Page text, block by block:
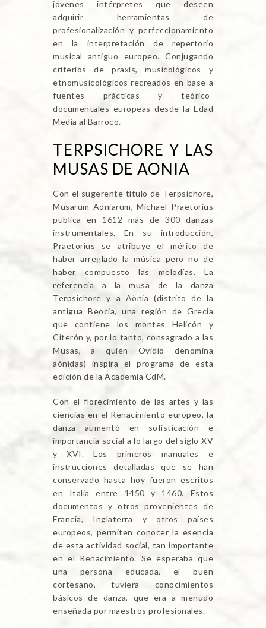
jóvenes intérpretes que deseen
adquirir herramientas de
profesionalización y perfeccionamiento
en la interpretación de repertorio
musical antiguo europeo. Conjugando
criterios de praxis, musicológicos y
etnomusicológicos recreados en base a
fuentes prácticas y teórico-
documentales europeas desde la Edad
Media al Barroco.
TERPSICHORE Y LAS
MUSAS DE AONIA
Con el sugerente título de Terpsichore,
Musarum Aoniarum, Michael Praetorius
publica en 1612 más de 300 danzas
instrumentales. En su introducción,
Praetorius se atribuye el mérito de
haber arreglado la música pero no de
haber compuesto las melodías. La
referencia a la musa de la danza
Terpsichore y a Aònia (distrito de la
antigua Beocia, una región de Grecia
que contiene los montes Helicón y
Citerón y, por lo tanto, consagrado a las
Musas, a quién Ovidio denomina
aónidas) inspira el programa de esta
edición de la Academia CdM.
Con el florecimiento de las artes y las
ciencias en el Renacimiento europeo, la
danza aumentó en sofisticación e
importancia social a lo largo del siglo XV
y XVI. Los primeros manuales e
instrucciones detalladas que se han
conservado hasta hoy fueron escritos
en Italia entre 1450 y 1460. Estos
documentos y otros provenientes de
Francia, Inglaterra y otros países
europeos, permiten conocer la esencia
de esta actividad social, tan importante
en el Renacimiento. Se esperaba que
una persona educada, el buen
cortesano, tuviera conocimientos
básicos de danza, que era a menudo
enseñada por maestros profesionales.